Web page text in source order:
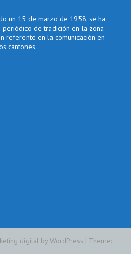
un 15 de marzo de 1958, se ha
de tradición en la zona
referente en la comunicación en
cantones.
digital by WordPress | Theme: